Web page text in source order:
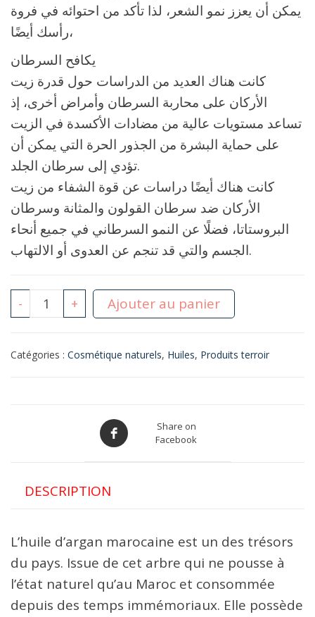
يمكن أن يعزز نمو الشعر، لذا تأكد من احتوائه في فروة
رأسك أيضًا،
يكافح السرطان
كانت هناك العديد من الدراسات حول قدرة زيت
الأركان على محاربة السرطان وأمراض أخرى، إذ
تساعد مستويات عالية من مضادات الأكسدة في الزيت
على حماية البشرة من الجذور الحرة التي يمكن أن
تؤدي إلى سرطان الجلد.
كانت هناك أيضًا دراسات عن قوة الشفاء من زيت
الأركان ضد سرطان القولون والمثانة وسرطان
البروستاتا، فضلًا عن النمو السرطاني في جميع أنحاء
الجسم والتي قد تنجم عن العدوى أو الالتهاب.
-
quantité
de
d
الأركان
+ Ajouter au panier
Catégories : Cosmétique naturels, Huiles, Produits terroir
Share on
Facebook
DESCRIPTION
L’huile d’argan marocaine est un des trésors
du pays. Issue de cet arbre qui ne pousse à
l’état naturel qu’au Maroc et consommée
depuis des temps immémoriaux. Elle possède